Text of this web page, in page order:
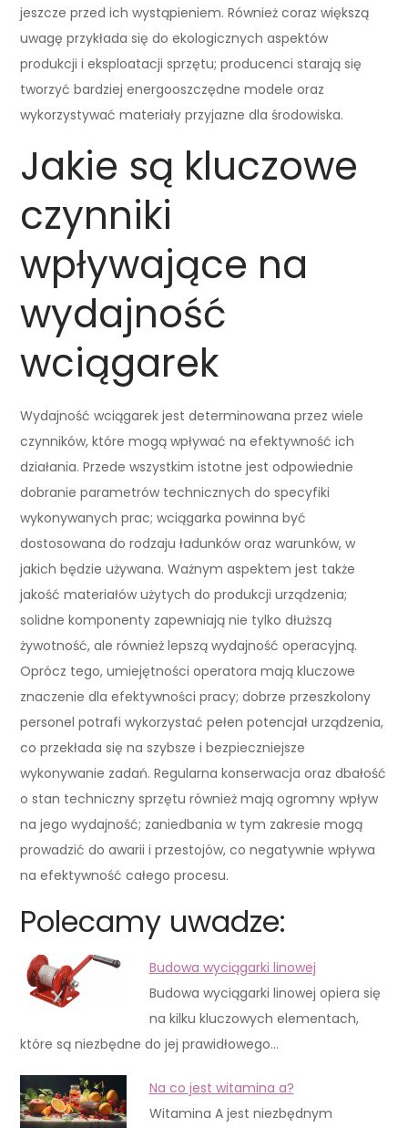
jeszcze przed ich wystąpieniem. Również coraz większą
uwagę przykłada się do ekologicznych aspektów
produkcji i eksploatacji sprzętu; producenci starają się
tworzyć bardziej energooszczędne modele oraz
wykorzystywać materiały przyjazne dla środowiska.
Jakie są kluczowe
czynniki
wpływające na
wydajność
wciągarek
Wydajność wciągarek jest determinowana przez wiele
czynników, które mogą wpływać na efektywność ich
działania. Przede wszystkim istotne jest odpowiednie
dobranie parametrów technicznych do specyfiki
wykonywanych prac; wciągarka powinna być
dostosowana do rodzaju ładunków oraz warunków, w
jakich będzie używana. Ważnym aspektem jest także
jakość materiałów użytych do produkcji urządzenia;
solidne komponenty zapewniają nie tylko dłuższą
żywotność, ale również lepszą wydajność operacyjną.
Oprócz tego, umiejętności operatora mają kluczowe
znaczenie dla efektywności pracy; dobrze przeszkolony
personel potrafi wykorzystać pełen potencjał urządzenia,
co przekłada się na szybsze i bezpieczniejsze
wykonywanie zadań. Regularna konserwacja oraz dbałość
o stan techniczny sprzętu również mają ogromny wpływ
na jego wydajność; zaniedbania w tym zakresie mogą
prowadzić do awarii i przestojów, co negatywnie wpływa
na efektywność całego procesu.
Polecamy uwadze:
Budowa wyciągarki linowej
Budowa wyciągarki linowej opiera się
na kilku kluczowych elementach,
które są niezbędne do jej prawidłowego…
Na co jest witamina a?
Witamina A jest niezbędnym